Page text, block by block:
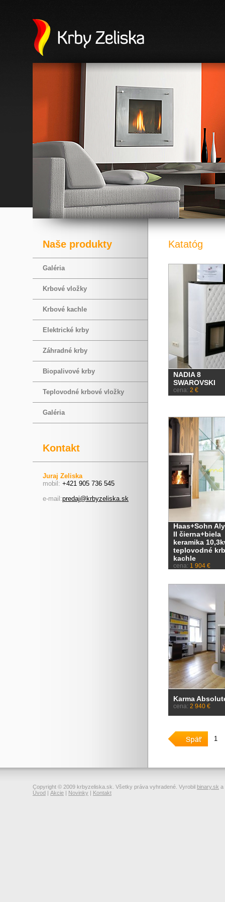
Naše produkty
Galéria
Krbové vložky
Krbové kachle
Elektrické krby
Záhradné krby
Biopalivové krby
Teplovodné krbové vložky
Galéria
Kontakt
Juraj Zeliska
mobil: +421 905 736 545
e-mail:predaj@krbyzeliska.sk
Katatóg
NADIA 8
SWAROVSKI
cena: 2 €
Haas+Sohn
II čierna+biela
keramika
teplovodné
kachle
cena: 1 904 €
Karma
cena: 2 940 €
1
Copyright © 2009 krbyzeliska.sk. Všetky práva vyhradené. Vyrobil binary.sk a
Úvod | Akcie | Novinky | Kontakt